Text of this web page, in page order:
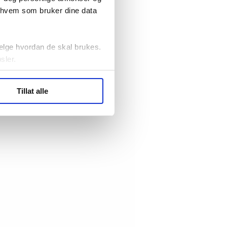
som bruker dine data
hvordan de skal brukes.
statistikk.
Tillat alle